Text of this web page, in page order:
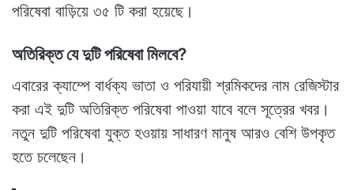
পরিষেবা বাড়িয়ে ৩৫ টি করা হয়েছে।
অতিরিক্ত যে দুটি পরিষেবা মিলবে?
এবারের ক্যাম্পে বার্ধক্য ভাতা ও পরিযায়ী শ্রমিকদের নাম রেজিস্টার
করা এই দুটি অতিরিক্ত পরিষেবা পাওয়া যাবে বলে সূত্রের খবর।
নতুন দুটি পরিষেবা যুক্ত হওয়ায় সাধারণ মানুষ আরও বেশি উপকৃত
হতে চলেছেন।